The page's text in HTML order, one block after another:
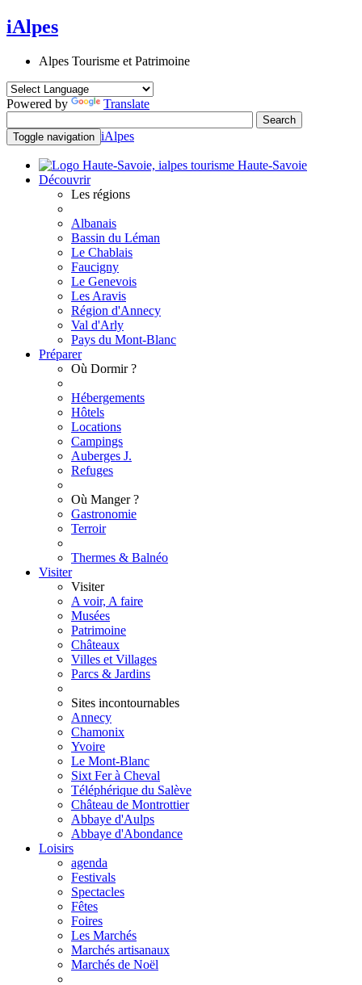
iAlpes
Alpes Tourisme et Patrimoine
Powered by Translate
Toggle navigation iAlpes
Haute-Savoie
Découvrir
Les régions
Albanais
Bassin du Léman
Le Chablais
Faucigny
Le Genevois
Les Aravis
Région d'Annecy
Val d'Arly
Pays du Mont-Blanc
Préparer
Où Dormir ?
Hébergements
Hôtels
Locations
Campings
Auberges J.
Refuges
Où Manger ?
Gastronomie
Terroir
Thermes & Balnéo
Visiter
Visiter
A voir, A faire
Musées
Patrimoine
Châteaux
Villes et Villages
Parcs & Jardins
Sites incontournables
Annecy
Chamonix
Yvoire
Le Mont-Blanc
Sixt Fer à Cheval
Téléphérique du Salève
Château de Montrottier
Abbaye d'Aulps
Abbaye d'Abondance
Loisirs
agenda
Festivals
Spectacles
Fêtes
Foires
Les Marchés
Marchés artisanaux
Marchés de Noël